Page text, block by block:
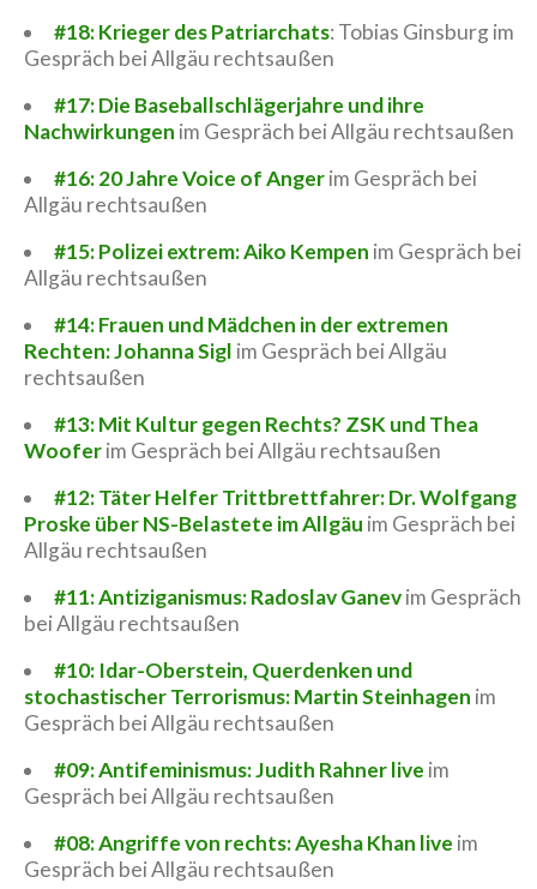
#18: Krieger des Patriarchats: Tobias Ginsburg im
Gespräch bei Allgäu rechtsaußen
#17: Die Baseballschlägerjahre und ihre
Nachwirkungen im Gespräch bei Allgäu rechtsaußen
#16: 20 Jahre Voice of Angerim Gespräch bei
Allgäu rechtsaußen
#15: Polizei extrem: Aiko Kempen im Gespräch bei
Allgäu rechtsaußen
#14: Frauen und Mädchen in der extremen
Rechten: Johanna Sigl im Gespräch bei Allgäu
rechtsaußen
#13: Mit Kultur gegen Rechts? ZSK und Thea
Wooferim Gespräch bei Allgäu rechtsaußen
#12: Täter Helfer Trittbrettfahrer: Dr. Wolfgang
Proske über NS-Belastete im Allgäu im Gespräch bei
Allgäu rechtsaußen
#11: Antiziganismus: Radoslav Ganevim Gespräch
bei Allgäu rechtsaußen
#10: Idar-Oberstein, Querdenken und
stochastischer Terrorismus: Martin Steinhagen im
Gespräch bei Allgäu rechtsaußen
#09: Antifeminismus: Judith Rahner live im
Gespräch bei Allgäu rechtsaußen
#08: Angriffe von rechts: Ayesha Khan live im
Gespräch bei Allgäu rechtsaußen